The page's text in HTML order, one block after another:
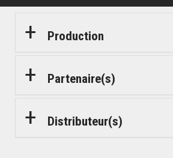
Production
Partenaire(s)
Distributeur(s)